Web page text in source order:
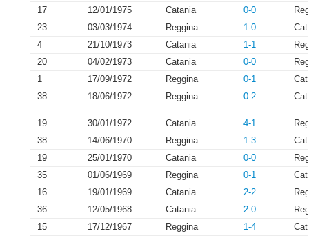
17
12/01/1975 Catania 0-0
23
03/03/1974 Reggina 1-0
4
21/10/1973 Catania 1-1
20
04/02/1973 Catania 0-0
1
17/09/1972 Reggina 0-1
38
18/06/1972 Reggina 0-2
19 30/01/1972 Catania 4-1
38
14/06/1970 Reggina 1-3
19
25/01/1970 Catania 0-0
35
01/06/1969 Reggina 0-1
16
19/01/1969 Catania 2-2
36
12/05/1968 Catania 2-0
15
17/12/1967 Reggina 1-4